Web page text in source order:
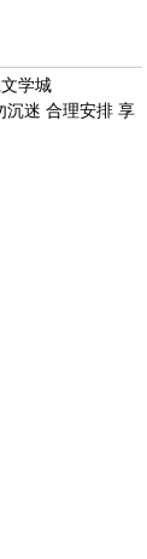
学城
沉迷 合理安排 享